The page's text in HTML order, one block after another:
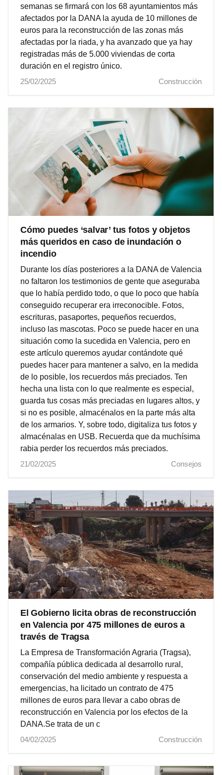
semanas se firmará con los 68 ayuntamientos más
afectados por la DANA la ayuda de 10 millones de
euros para la reconstrucción de las zonas más
afectadas por la riada, y ha avanzado que ya hay
registradas más de 5.000 viviendas de corta
duración en el registro único.
25/02/2025
Construcción
Cómo puedes ‘salvar’ tus fotos y objetos
más queridos en caso de inundación o
incendio
Durante los días posteriores a la DANA de Valencia
no faltaron los testimonios de gente que aseguraba
que lo había perdido todo, o que lo poco que había
conseguido recuperar era irreconocible. Fotos,
escrituras, pasaportes, pequeños recuerdos,
incluso las mascotas. Poco se puede hacer en una
situación como la sucedida en Valencia, pero en
este artículo queremos ayudar contándote qué
puedes hacer para mantener a salvo, en la medida
de lo posible, los recuerdos más preciados. Ten
hecha una lista con lo que realmente es especial,
guarda tus cosas más preciadas en lugares altos, y
si no es posible, almacénalos en la parte más alta
de los armarios. Y, sobre todo, digitaliza tus fotos y
almacénalas en USB. Recuerda que da muchísima
rabia perder los recuerdos más preciados.
21/02/2025
Consejos
El Gobierno licita obras de reconstrucción
en Valencia por 475 millones de euros a
través de Tragsa
La Empresa de Transformación Agraria (Tragsa),
compañía pública dedicada al desarrollo rural,
conservación del medio ambiente y respuesta a
emergencias, ha licitado un contrato de 475
millones de euros para llevar a cabo obras de
reconstrucción en Valencia por los efectos de la
DANA.Se trata de un c
04/02/2025
Construcción